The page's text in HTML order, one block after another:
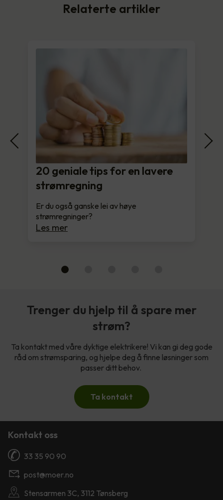
Relaterte artikler
20 geniale tips for en lavere
strømregning
Er du også ganske lei av høye
strømregninger?
Les mer
Trenger du hjelp til å spare mer
strøm?
Ta kontakt med våre dyktige elektrikere! Vi kan gi deg gode
råd om strømsparing, og hjelpe deg å finne løsninger som
passer ditt behov.
Ta kontakt
Kontakt oss
33 35 90 90
post@moer.no
Stensarmen 3C, 3112 Tønsberg